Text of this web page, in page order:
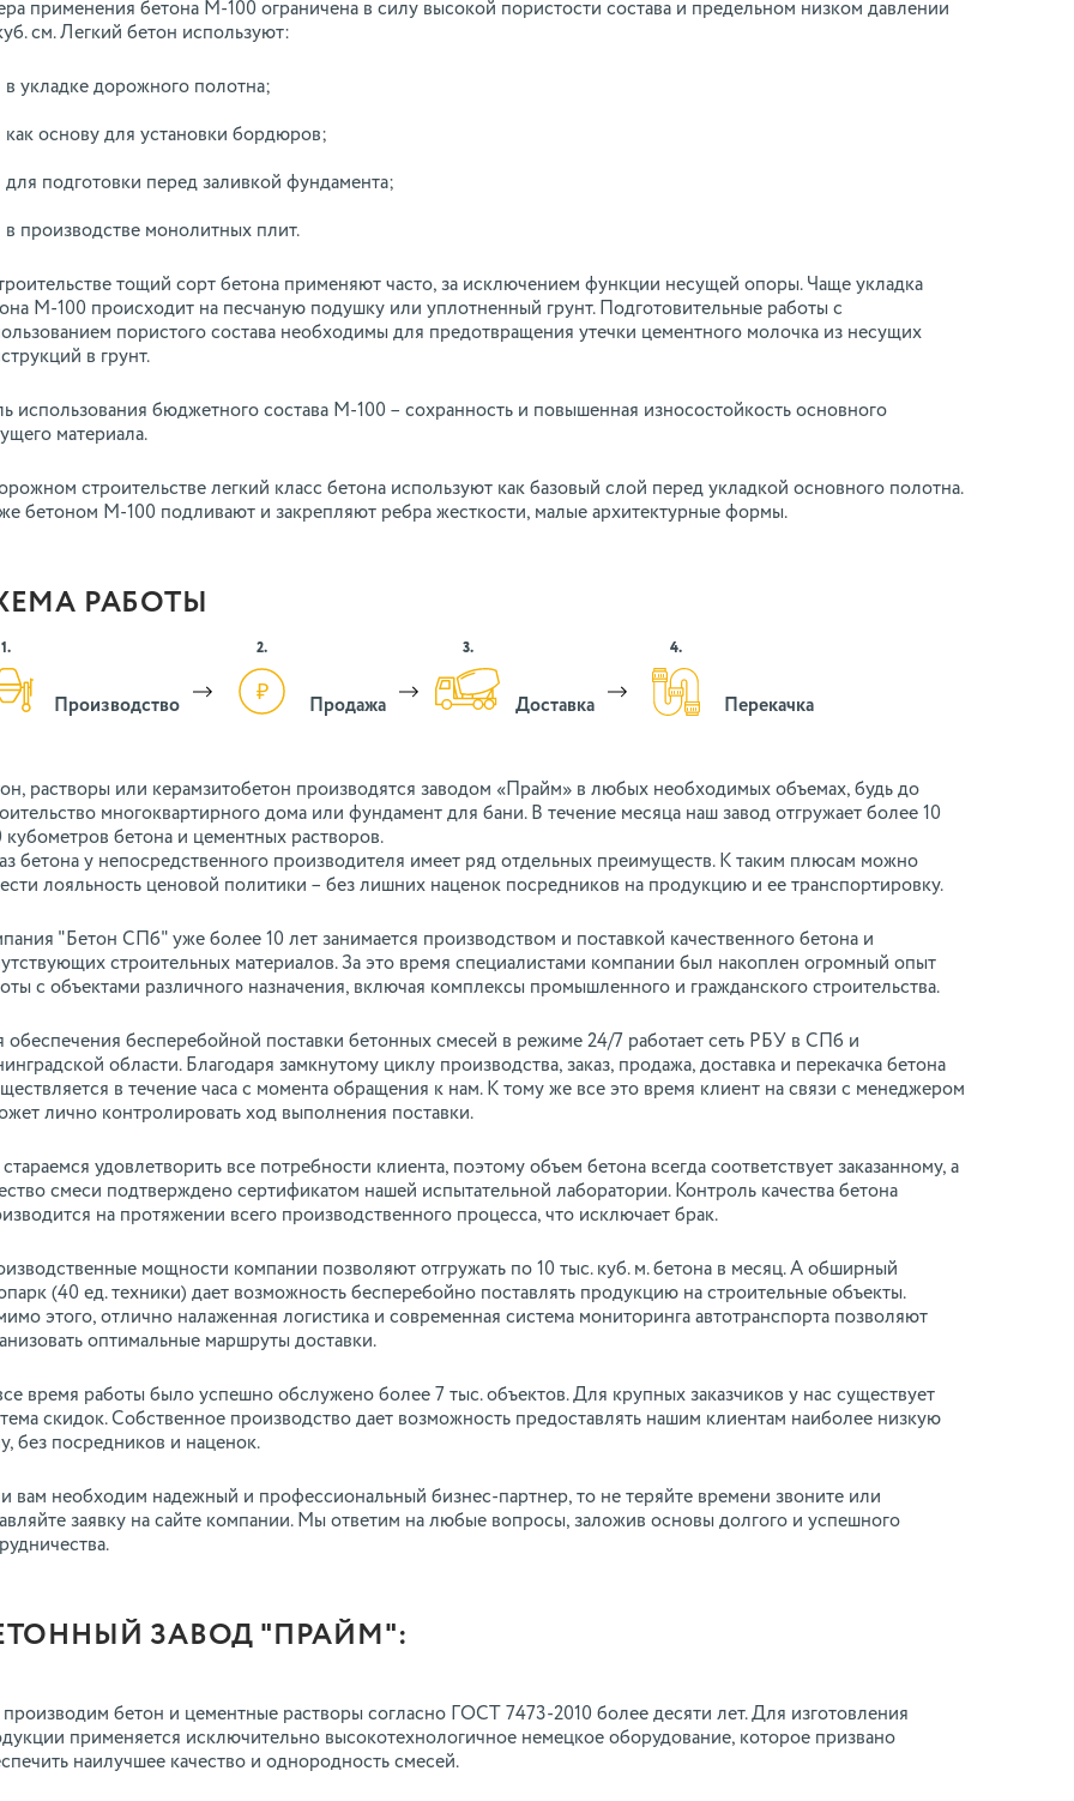
применения бетона М-100 ограничена в силу высокой пористости состава и предельном низком давлении
см. Легкий бетон используют:
в укладке дорожного полотна;
как основу для установки бордюров;
для подготовки перед заливкой фундамента;
в производстве монолитных плит.
тощий сорт бетона применяют часто, за исключением функции несущей опоры. Чаще укладка
М-100 происходит на песчаную подушку или уплотненный грунт. Подготовительные работы с
пористого состава необходимы для предотвращения утечки цементного молочка из несущих
в грунт.
использования бюджетного состава М-100 – сохранность и повышенная износостойкость основного
материала.
строительстве легкий класс бетона используют как базовый слой перед укладкой основного полотна.
бетоном М-100 подливают и закрепляют ребра жесткости, малые архитектурные формы.
РАБОТЫ
1.
Производство
2.
Продажа
3.
Доставка
4.
Перекачка
растворы или керамзитобетон производятся заводом «Прайм» в любых необходимых объемах, будь до
многоквартирного дома или фундамент для бани. В течение месяца наш завод отгружает более 10
кубометров бетона и цементных растворов.
бетона у непосредственного производителя имеет ряд отдельных преимуществ. К таким плюсам можно
лояльность ценовой политики – без лишних наценок посредников на продукцию и ее транспортировку.
"Бетон СПб" уже более 10 лет занимается производством и поставкой качественного бетона и
строительных материалов. За это время специалистами компании был накоплен огромный опыт
с объектами различного назначения, включая комплексы промышленного и гражданского строительства.
обеспечения бесперебойной поставки бетонных смесей в режиме 24/7 работает сеть РБУ в СПб и
области. Благодаря замкнутому циклу производства, заказ, продажа, доставка и перекачка бетона
в течение часа с момента обращения к нам. К тому же все это время клиент на связи с менеджером
лично контролировать ход выполнения поставки.
удовлетворить все потребности клиента, поэтому объем бетона всегда соответствует заказанному, а
смеси подтверждено сертификатом нашей испытательной лаборатории. Контроль качества бетона
на протяжении всего производственного процесса, что исключает брак.
мощности компании позволяют отгружать по 10 тыс. куб. м. бетона в месяц. А обширный
(40 ед. техники) дает возможность бесперебойно поставлять продукцию на строительные объекты.
этого, отлично налаженная логистика и современная система мониторинга автотранспорта позволяют
оптимальные маршруты доставки.
время работы было успешно обслужено более 7 тыс. объектов. Для крупных заказчиков у нас существует
скидок. Собственное производство дает возможность предоставлять нашим клиентам наиболее низкую
без посредников и наценок.
вам необходим надежный и профессиональный бизнес-партнер, то не теряйте времени звоните или
заявку на сайте компании. Мы ответим на любые вопросы, заложив основы долгого и успешного
ЗАВОД "ПРАЙМ":
бетон и цементные растворы согласно ГОСТ 7473-2010 более десяти лет. Для изготовления
применяется исключительно высокотехнологичное немецкое оборудование, которое призвано
наилучшее качество и однородность смесей.